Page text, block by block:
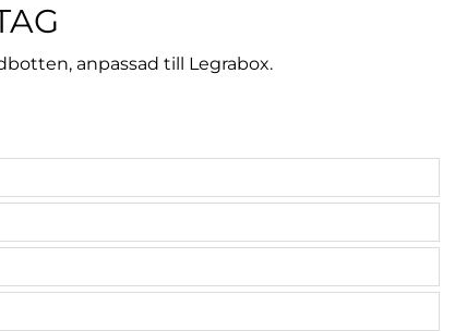
anpassad till Legrabox.